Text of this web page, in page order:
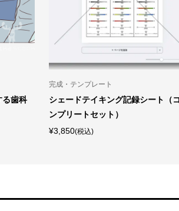
る歯科
完成・テンプレート
シェードテイキング記録シート（コ
ンプリートセット）
¥3,850(税込)